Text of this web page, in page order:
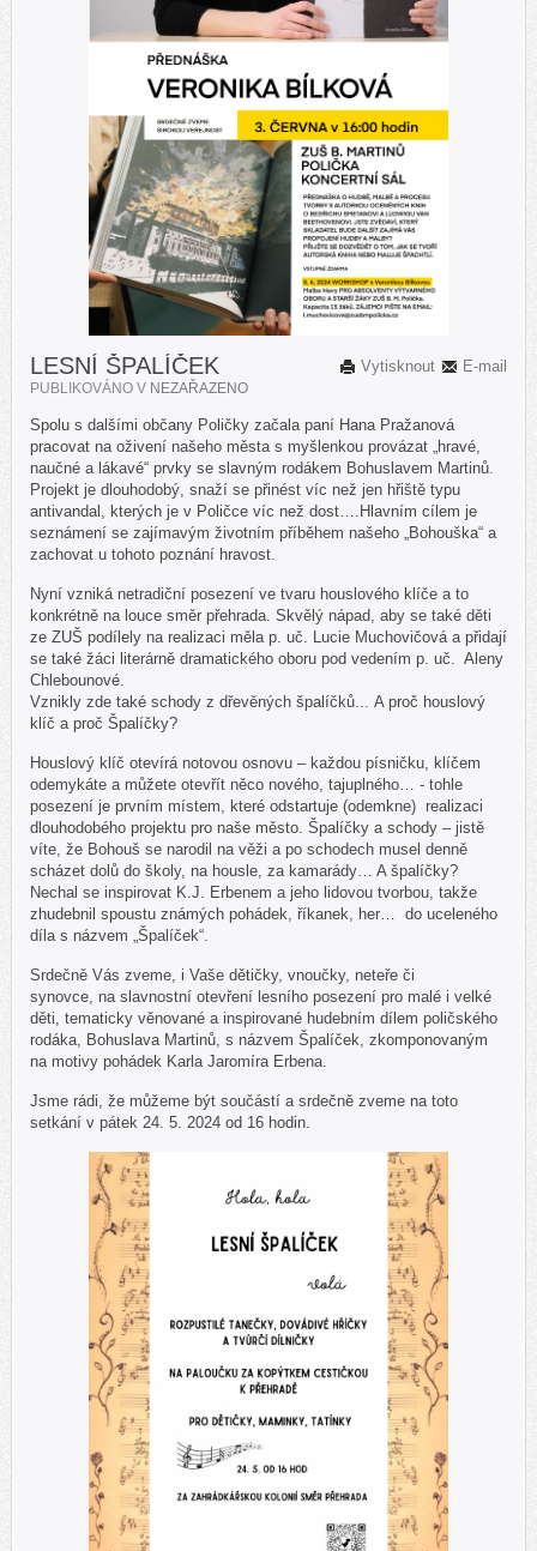
E-mail
Vytisknout
LESNÍ ŠPALÍČEK
PUBLIKOVÁNO V NEZAŘAZENO
Spolu s dalšími občany Poličky začala paní Hana Pražanová
pracovat na oživení našeho města s myšlenkou provázat „hravé,
naučné a lákavé“ prvky se slavným rodákem Bohuslavem Martinů.
Projekt je dlouhodobý, snaží se přinést víc než jen hřiště typu
antivandal, kterých je v Poličce víc než dost….Hlavním cílem je
seznámení se zajímavým životním příběhem našeho „Bohouška“ a
zachovat u tohoto poznání hravost.
Nyní vzniká netradiční posezení ve tvaru houslového klíče a to
konkrétně na louce směr přehrada. Skvělý nápad, aby se také děti
ze ZUŠ podílely na realizaci měla p. uč. Lucie Muchovičová a přidají
se také žáci literárně dramatického oboru pod vedením p. uč. Aleny
Chlebounové.
Vznikly zde také schody z dřevěných špalíčků... A proč houslový
klíč a proč Špalíčky?
Houslový klíč otevírá notovou osnovu – každou písničku, klíčem
odemykáte a můžete otevřít něco nového, tajuplného… - tohle
posezení je prvním místem, které odstartuje (odemkne) realizaci
dlouhodobého projektu pro naše město. Špalíčky a schody – jistě
víte, že Bohouš se narodil na věži a po schodech musel denně
scházet dolů do školy, na housle, za kamarády… A špalíčky?
Nechal se inspirovat K.J. Erbenem a jeho lidovou tvorbou, takže
zhudebnil spoustu známých pohádek, říkanek, her… do uceleného
díla s názvem „Špalíček“.
Srdečně Vás zveme, i Vaše dětičky, vnoučky, neteře či
synovce, na slavnostní otevření lesního posezení pro malé i velké
děti, tematicky věnované a inspirované hudebním dílem poličského
rodáka, Bohuslava Martinů, s názvem Špalíček, zkomponovaným
na motivy pohádek Karla Jaromíra Erbena.
Jsme rádi, že můžeme být součástí a srdečně zveme na toto
setkání v pátek 24. 5. 2024 od 16 hodin.